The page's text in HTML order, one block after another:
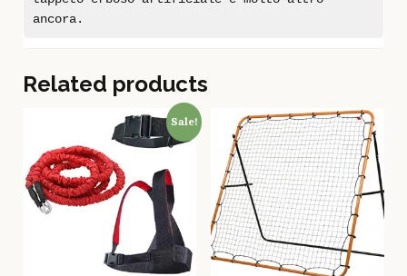
ancora.
Related products
Sale!